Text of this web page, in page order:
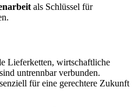
als Schlüssel für
Lieferketten, wirtschaftliche
untrennbar verbunden.
für eine gerechtere Zukunft